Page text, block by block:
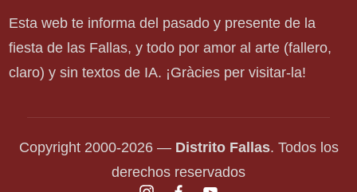
Esta web te informa del pasado y presente de la
fiesta de las Fallas, y todo por amor al arte (fallero,
claro) y sin textos de IA. ¡Gràcies per visitar-la!
Copyright 2000-2026 — Distrito Fallas. Todos los
derechos reservados